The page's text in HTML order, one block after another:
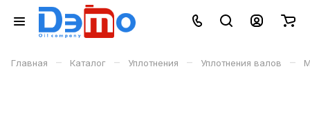
Главная – Каталог – Уплотнения – Уплотнения валов –